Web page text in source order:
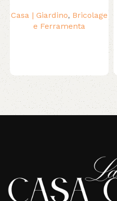
Casa | Giardino, Bricolage
e Ferramenta
Read More